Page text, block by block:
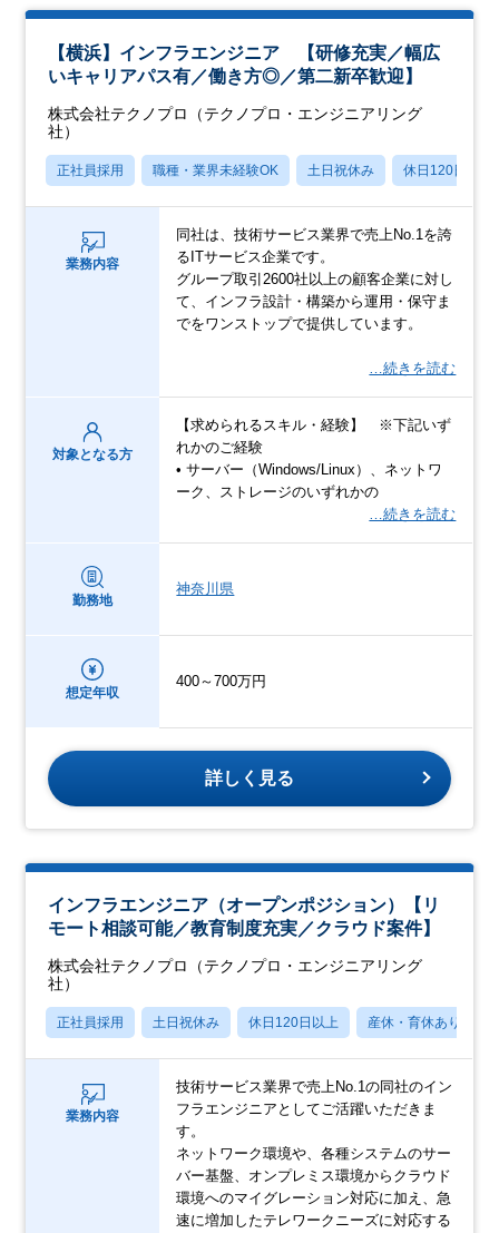
【横浜】インフラエンジニア 【研修充実／幅広
いキャリアパス有／働き方◎／第二新卒歓迎】
株式会社テクノプロ（テクノプロ・エンジニアリング
社）
正社員採用 職種・業界未経験OK 土日祝休み 休日120日以上
業務内容
同社は、技術サービス業界で売上No.1を誇
るITサービス企業です。
グループ取引2600社以上の顧客企業に対し
て、インフラ設計・構築から運用・保守ま
でをワンストップで提供しています。
…続きを読む
対象となる方
【求められるスキル・経験】 ※下記いず
れかのご経験
• サーバー（Windows/Linux）、ネットワ
ーク、ストレージのいずれかの
…続きを読む
勤務地
神奈川県
想定年収
400～700万円
詳しく見る
インフラエンジニア（オープンポジション）【リ
モート相談可能／教育制度充実／クラウド案件】
株式会社テクノプロ（テクノプロ・エンジニアリング
社）
正社員採用 土日祝休み 休日120日以上 産休・育休あり
業務内容
技術サービス業界で売上No.1の同社のイン
フラエンジニアとしてご活躍いただきま
す。
ネットワーク環境や、各種システムのサー
バー基盤、オンプレミス環境からクラウド
環境へのマイグレーション対応に加え、急
速に増加したテレワークニーズに対応する